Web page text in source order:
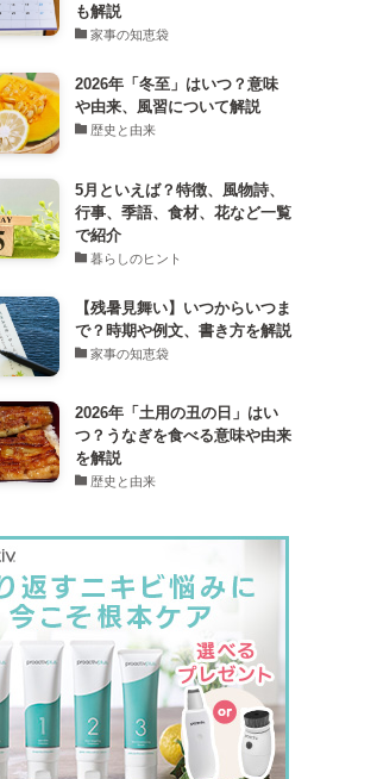
も解説
家事の知恵袋
2026年「冬至」はいつ？意味
や由来、風習について解説
歴史と由来
5月といえば？特徴、風物詩、
行事、季語、食材、花など一覧
で紹介
暮らしのヒント
【残暑見舞い】いつからいつま
で？時期や例文、書き方を解説
家事の知恵袋
2026年「土用の丑の日」はい
つ？うなぎを食べる意味や由来
を解説
歴史と由来